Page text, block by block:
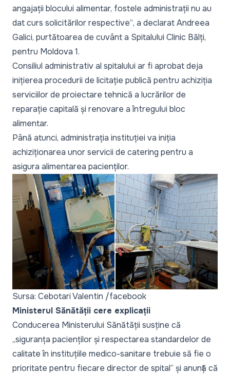
angajații blocului alimentar, fostele administrații nu au
dat curs solicitărilor respective”, a declarat Andreea
Galici, purtătoarea de cuvânt a Spitalului Clinic Bălți,
pentru Moldova 1.
Consiliul administrativ al spitalului ar fi aprobat deja
inițierea procedurii de licitație publică pentru achiziția
serviciilor de proiectare tehnică a lucrărilor de
reparație capitală și renovare a întregului bloc
alimentar.
Până atunci, administrația instituției va iniția
achiziționarea unor servicii de catering pentru a
asigura alimentarea pacienților.
Sursa: Cebotari Valentin /facebook
Ministerul Sănătății cere explicații
Conducerea Ministerului Sănătății susține că
„siguranța pacienților și respectarea standardelor de
calitate în instituțiile medico-sanitare trebuie să fie o
prioritate pentru fiecare director de spital” și anunță că